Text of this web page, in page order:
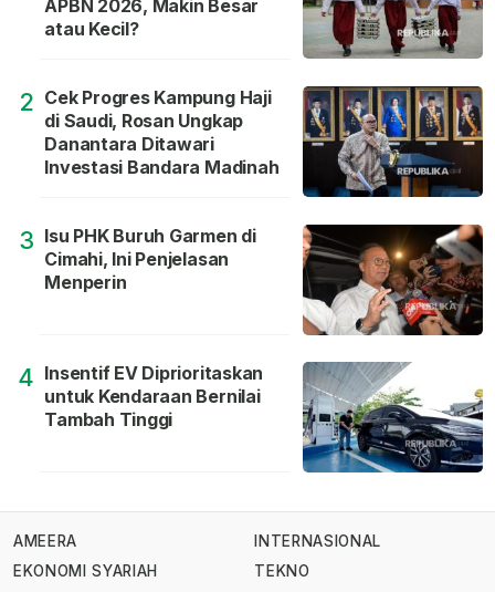
APBN 2026, Makin Besar
atau Kecil?
2 Cek Progres Kampung Haji
di Saudi, Rosan Ungkap
Danantara Ditawari
Investasi Bandara Madinah
3 Isu PHK Buruh Garmen di
Cimahi, Ini Penjelasan
Menperin
4 Insentif EV Diprioritaskan
untuk Kendaraan Bernilai
Tambah Tinggi
AMEERA
EKONOMI SYARIAH
INTERNASIONAL
TEKNO